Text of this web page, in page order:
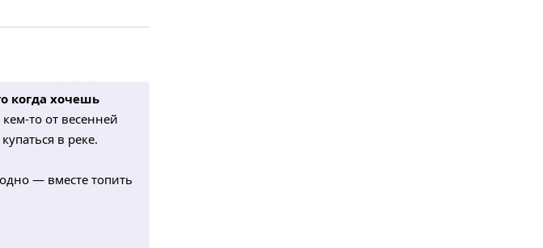
когда хочешь
то от весенней
в реке.
— вместе топить